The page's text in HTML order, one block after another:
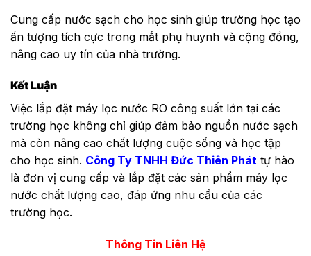
Cung cấp nước sạch cho học sinh giúp trường học tạo
ấn tượng tích cực trong mắt phụ huynh và cộng đồng,
nâng cao uy tín của nhà trường.
Kết Luận
Việc lắp đặt máy lọc nước RO công suất lớn tại các
trường học không chỉ giúp đảm bảo nguồn nước sạch
mà còn nâng cao chất lượng cuộc sống và học tập
cho học sinh. Công Ty TNHH Đức Thiên Phát tự hào
là đơn vị cung cấp và lắp đặt các sản phẩm máy lọc
nước chất lượng cao, đáp ứng nhu cầu của các
trường học.
Thông Tin Liên Hệ